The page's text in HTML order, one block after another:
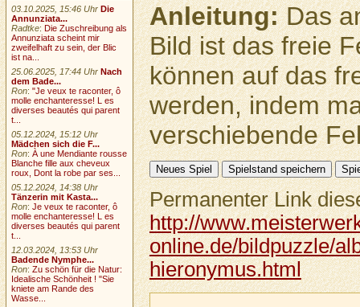
Anleitung:Das
Bild ist das freie
können auf das
werden, indem
verschiebende
Permanenter Link
http://
online.de/bildpuzzle/
hieronymus.html
03.10.2025, 15:46 Uhr Die
Annunziata...
Radtke: Die Zuschreibung als
Annunziata scheint mir
zweifelhaft zu sein, der Blic
ist na...
25.06.2025, 17:44 Uhr Nach
dem Bade...
Ron:"Je veux te raconter, ô
molle enchanteresse! L es
diverses beautés qui parent
t...
05.12.2024, 15:12 Uhr
Mädchen sich die F...
Ron:À une Mendiante rousse
Blanche fille aux cheveux
roux, Dont la robe par ses...
05.12.2024, 14:38 Uhr
Tänzerin mit Kasta...
Ron:Je veux te raconter, ô
molle enchanteresse! L es
diverses beautés qui parent
t...
12.03.2024, 13:53 Uhr
Badende Nymphe...
Ron:Zu schön für die Natur:
Idealische Schönheit ! "Sie
kniete am Rande des
Wasse...